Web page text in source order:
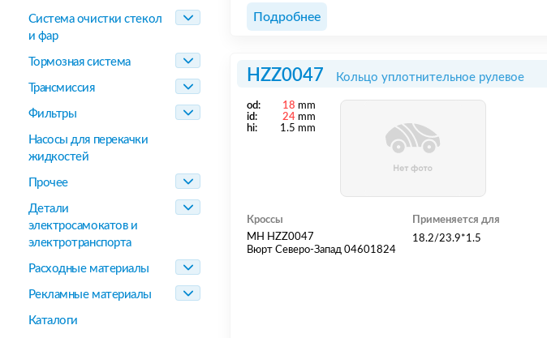
Система очистки стекол
и фар
Тормозная система
Трансмиссия
Фильтры
Насосы для перекачки
жидкостей
Прочее
Детали
электросамокатов и
электротранспорта
Расходные материалы
Рекламные материалы
Каталоги
Подробнее
HZZ0047 Кольцо уплотнительное рулевое
od: 18 mm
id:
24 mm
hi:
1.5 mm
Кроссы
MH HZZ0047
Вюрт Северо-Запад 04601824
Применяется для
18.2/23.9*1.5